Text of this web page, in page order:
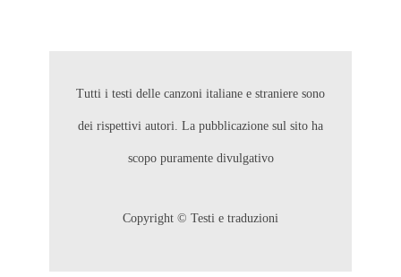
Tutti i testi delle canzoni italiane e straniere sono
dei rispettivi autori. La pubblicazione sul sito ha
scopo puramente divulgativo
Copyright © Testi e traduzioni